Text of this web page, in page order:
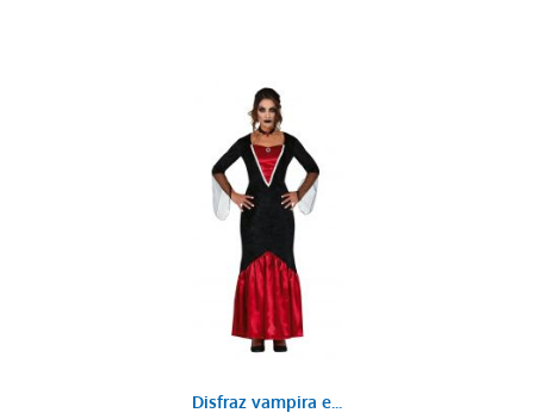
Disfraz vampira e...